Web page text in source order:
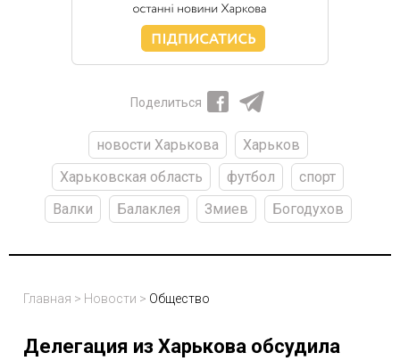
Поделиться
новости Харькова
Харьков
Харьковская область
футбол
спорт
Валки
Балаклея Змиев Богодухов
Главная > Новости > Общество
Делегация из Харькова обсудила